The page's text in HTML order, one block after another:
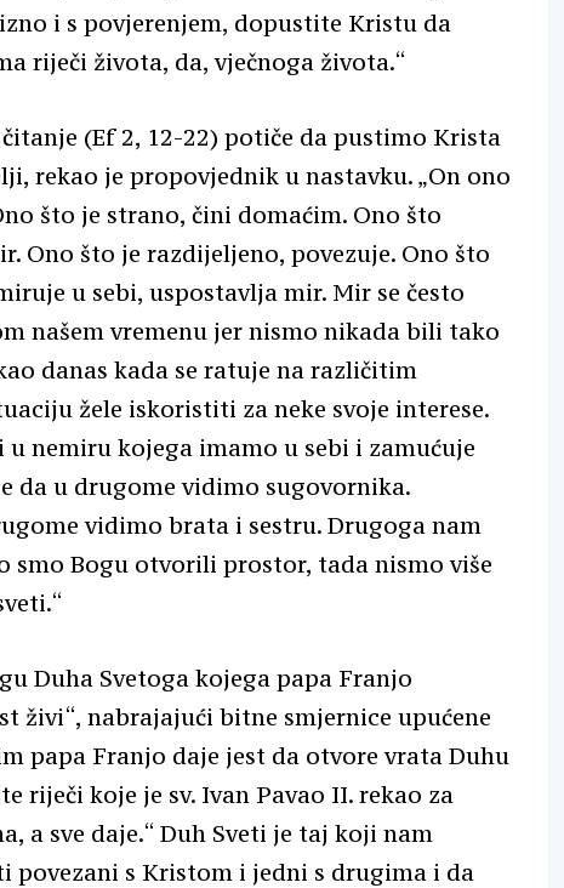
i s povjerenjem, dopustite Kristu da
riječi života, da, vječnoga života.“
(Ef 2, 12-22) potiče da pustimo Krista
rekao je propovjednik u nastavku. „On ono
što je strano, čini domaćim. Ono što
Ono što je razdijeljeno, povezuje. Ono što
u sebi, uspostavlja mir. Mir se često
našem vremenu jer nismo nikada bili tako
danas kada se ratuje na različitim
žele iskoristiti za neke svoje interese.
nemiru kojega imamo u sebi i zamućuje
da u drugome vidimo sugovornika.
vidimo brata i sestru. Drugoga nam
smo Bogu otvorili prostor, tada nismo više
Duha Svetoga kojega papa Franjo
živi“, nabrajajući bitne smjernice upućene
papa Franjo daje jest da otvore vrata Duhu
riječi koje je sv. Ivan Pavao II. rekao za
a sve daje.“ Duh Sveti je taj koji nam
povezani s Kristom i jedni s drugima i da